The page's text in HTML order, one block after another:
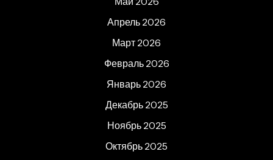
Апрель 2026
Март 2026
Февраль 2026
Январь 2026
Декабрь 2025
Ноябрь 2025
Октябрь 2025